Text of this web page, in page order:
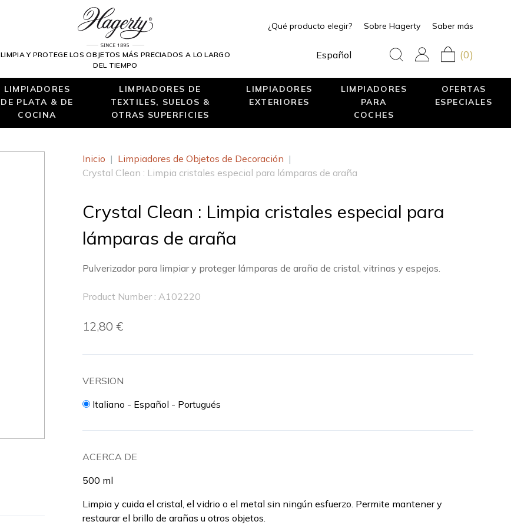
LIMPIA Y PROTEGE LOS OBJETOS MÁS PRECIADOS A LO LARGO
DEL TIEMPO
¿Qué producto elegir? Sobre Hagerty Saber más
Español (0)
LIMPIADORES
DE PLATA & DE
COCINA
LIMPIADORES DE
TEXTILES, SUELOS &
OTRAS SUPERFICIES
LIMPIADORES
EXTERIORES
LIMPIADORES
PARA
COCHES
OFERTAS
ESPECIALES
Inicio | Limpiadores de Objetos de Decoración |
Crystal Clean : Limpia cristales especial para lámparas de araña
Crystal Clean : Limpia cristales especial para
lámparas de araña
Pulverizador para limpiar y proteger lámparas de araña de cristal, vitrinas y espejos.
Product Number : A102220
12,80 €
VERSION
Italiano - Español - Portugués
ACERCA DE
500 ml
Limpia y cuida el cristal, el vidrio o el metal sin ningún esfuerzo. Permite mantener y
restaurar el brillo de arañas u otros objetos.